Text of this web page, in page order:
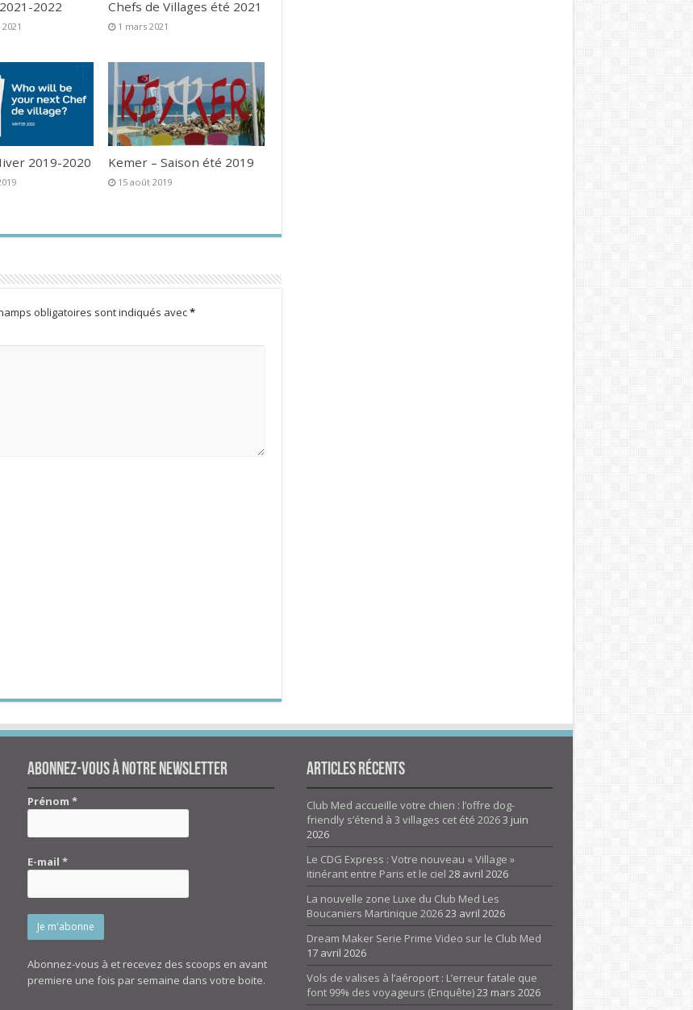
2022 Chefs de Villages été 2021
1 mars 2021
2019-2020 Kemer – Saison été 2019
15 août 2019
obligatoires sont indiqués avec*
Abonnez-vous à notre newsletter
Prénom*
E-mail*
Abonnez-vous à et recevez des scoops en avant
premiere une fois par semaine dans votre boite.
Articles Récents
Club Med accueille votre chien : l’offre dog-
friendly s’étend à 3 villages cet été 20263 juin
2026
Le CDG Express : Votre nouveau « Village »
itinérant entre Paris et le ciel 28 avril 2026
La nouvelle zone Luxe du Club Med Les
Boucaniers Martinique 202623 avril 2026
Dream Maker Serie Prime Video sur le Club Med
17 avril 2026
Vols de valises à l’aéroport : L’erreur fatale que
font 99% des voyageurs (Enquête)23 mars 2026